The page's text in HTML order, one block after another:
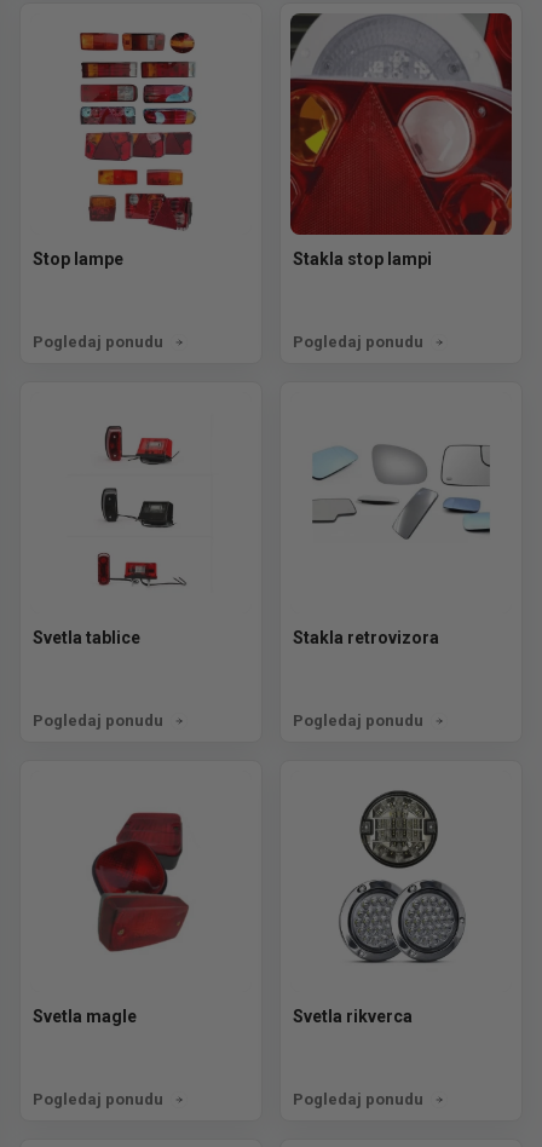
Stop lampe
Pogledaj ponudu
Stakla stop lampi
Pogledaj ponudu
Svetla tablice
Pogledaj ponudu
Stakla retrovizora
Pogledaj ponudu
Svetla magle
Pogledaj ponudu
Svetla rikverca
Pogledaj ponudu